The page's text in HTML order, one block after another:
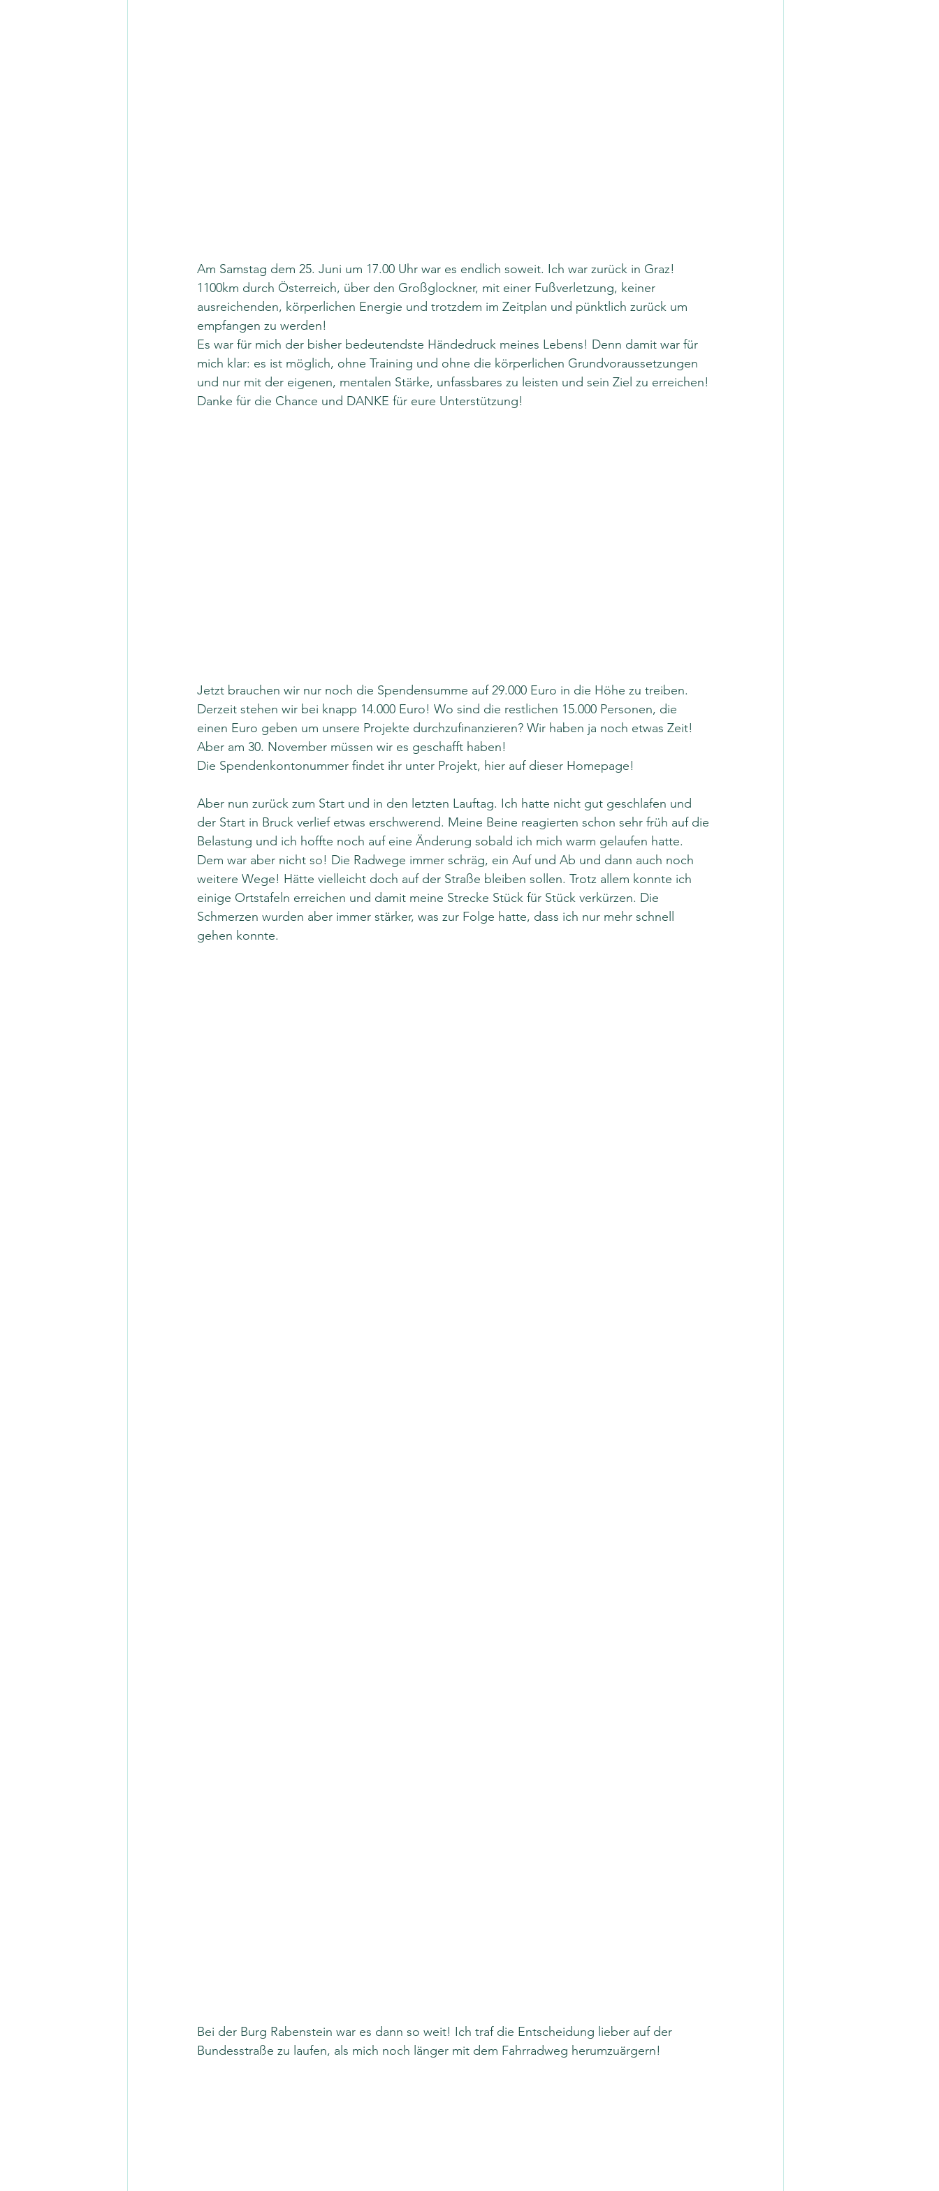
Am Samstag dem 25. Juni um 17.00 Uhr war es endlich soweit. Ich war zurück in Graz!
1100km durch Österreich, über den Großglockner, mit einer Fußverletzung, keiner
ausreichenden, körperlichen Energie und trotzdem im Zeitplan und pünktlich zurück um
empfangen zu werden!
Es war für mich der bisher bedeutendste Händedruck meines Lebens! Denn damit war für
mich klar: es ist möglich, ohne Training und ohne die körperlichen Grundvoraussetzungen
und nur mit der eigenen, mentalen Stärke, unfassbares zu leisten und sein Ziel zu erreichen!
Danke für die Chance und DANKE für eure Unterstützung!
Jetzt brauchen wir nur noch die Spendensumme auf 29.000 Euro in die Höhe zu treiben.
Derzeit stehen wir bei knapp 14.000 Euro! Wo sind die restlichen 15.000 Personen, die
einen Euro geben um unsere Projekte durchzufinanzieren? Wir haben ja noch etwas Zeit!
Aber am 30. November müssen wir es geschafft haben!
Die Spendenkontonummer findet ihr unter Projekt, hier auf dieser Homepage!
Aber nun zurück zum Start und in den letzten Lauftag. Ich hatte nicht gut geschlafen und
der Start in Bruck verlief etwas erschwerend. Meine Beine reagierten schon sehr früh auf die
Belastung und ich hoffte noch auf eine Änderung sobald ich mich warm gelaufen hatte.
Dem war aber nicht so! Die Radwege immer schräg, ein Auf und Ab und dann auch noch
weitere Wege! Hätte vielleicht doch auf der Straße bleiben sollen. Trotz allem konnte ich
einige Ortstafeln erreichen und damit meine Strecke Stück für Stück verkürzen. Die
Schmerzen wurden aber immer stärker, was zur Folge hatte, dass ich nur mehr schnell
gehen konnte.
Bei der Burg Rabenstein war es dann so weit! Ich traf die Entscheidung lieber auf der
Bundesstraße zu laufen, als mich noch länger mit dem Fahrradweg herumzuärgern!